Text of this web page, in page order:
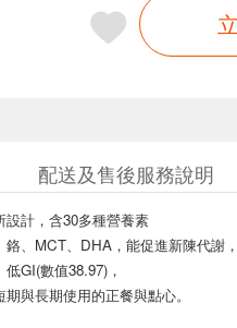
配送及售後服務說明
設計，含30多種營養素
鉻、MCT、DHA，能促進新陳代謝，
GI(數值38.97)，
與長期使用的正餐與點心。